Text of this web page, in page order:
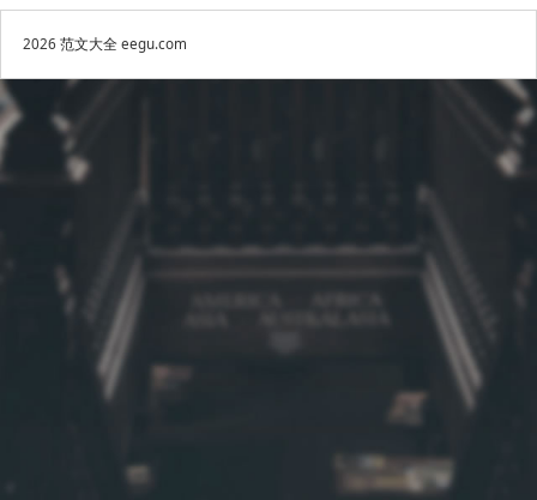
2026 范文大全eegu.com